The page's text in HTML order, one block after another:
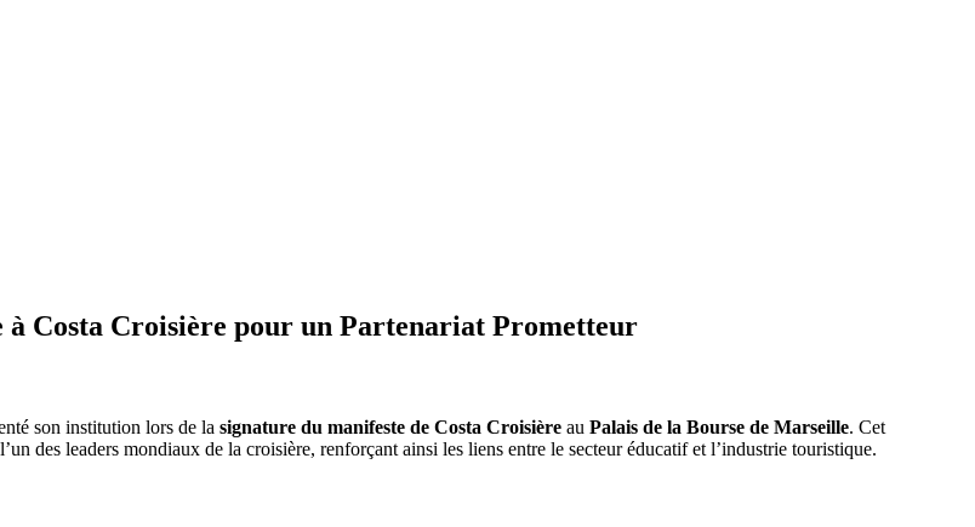
à Costa Croisière pour un Partenariat Prometteur
son institution lors de la signature du manifeste de Costa Croisière au Palais de la Bourse de Marseille. Cet
des leaders mondiaux de la croisière, renforçant ainsi les liens entre le secteur éducatif et l’industrie touristique.